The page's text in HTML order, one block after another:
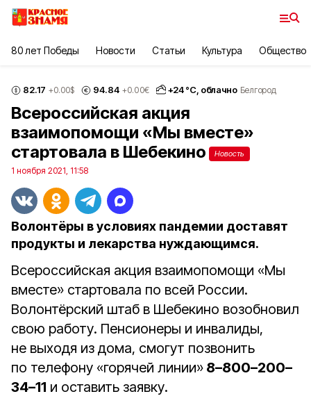
80 лет Победы Новости Статьи Культура Общество
82.17 +0.00$ 94.84 +0.00€ +24°С, облачно Белгород
Всероссийская акция
взаимопомощи «Мы вместе»
стартовала в Шебекино
Новость
1 ноября 2021, 11:58
Волонтёры в условиях пандемии доставят
продукты и лекарства нуждающимся.
Всероссийская акция взаимопомощи «Мы
вместе» стартовала по всей России.
Волонтёрский штаб в Шебекино возобновил
свою работу. Пенсионеры и инвалиды,
не выходя из дома, смогут позвонить
по телефону «горячей линии» 8–800–200–
34–11 и оставить заявку.